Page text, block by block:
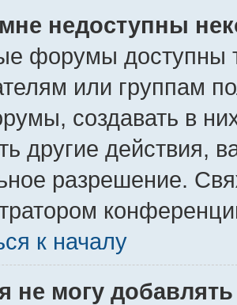
недоступны
форумы доступны
или группам
создавать в
другие действия,
разрешение.
к началу
не могу